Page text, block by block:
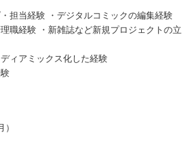
担当経験 ・デジタルコミックの編集経験
職経験 ・新雑誌など新規プロジェクトの立
ィアミックス化した経験